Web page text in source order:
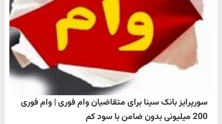
سورپرایز بانک سینا برای متقاضیان وام فوری | وام فوری
200 میلیونی بدون ضامن با سود کم